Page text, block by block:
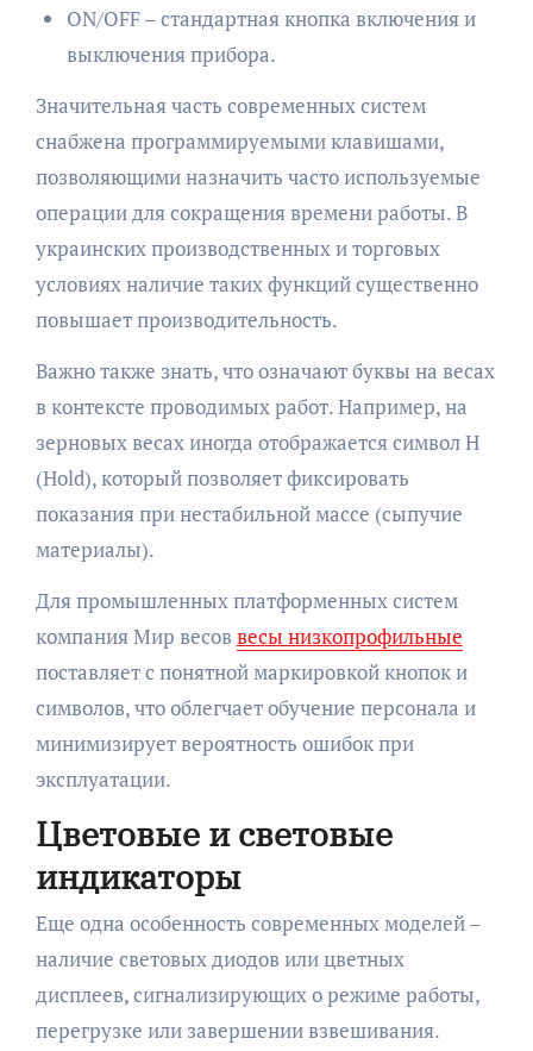
ON/OFF – стандартная кнопка включения и
выключения прибора.
Значительная часть современных систем
снабжена программируемыми клавишами,
позволяющими назначить часто используемые
операции для сокращения времени работы. В
украинских производственных и торговых
условиях наличие таких функций существенно
повышает производительность.
Важно также знать, что означают буквы на весах
в контексте проводимых работ. Например, на
зерновых весах иногда отображается символ H
(Hold), который позволяет фиксировать
показания при нестабильной массе (сыпучие
материалы).
Для промышленных платформенных систем
компания Мир весов весы низкопрофильные
поставляет с понятной маркировкой кнопок и
символов, что облегчает обучение персонала и
минимизирует вероятность ошибок при
эксплуатации.
Цветовые и световые
индикаторы
Еще одна особенность современных моделей –
наличие световых диодов или цветных
дисплеев, сигнализирующих о режиме работы,
перегрузке или завершении взвешивания.